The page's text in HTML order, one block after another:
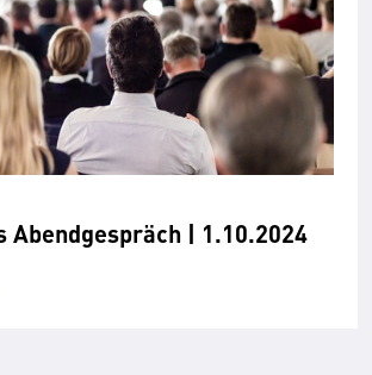
Abendgespräch | 1.10.2024